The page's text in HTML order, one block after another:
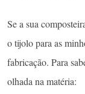
Se a sua
o tijolo para as
fabricação. Para
olhada na matéria: